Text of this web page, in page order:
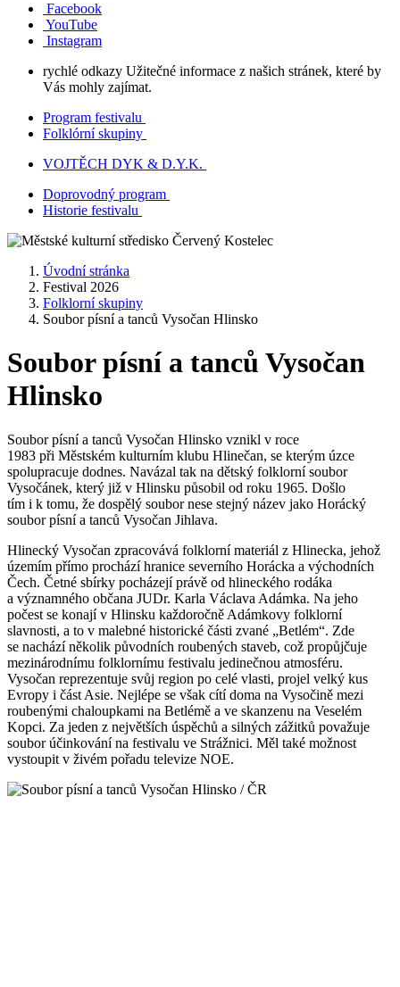
Facebook
YouTube
Instagram
rychlé odkazy Užitečné informace z našich stránek, které by
Vás mohly zajímat.
Program festivalu
Folklórní skupiny
VOJTĚCH DYK & D.Y.K.
Doprovodný program
Historie festivalu
Úvodní stránka
Festival 2026
Folklorní skupiny
Soubor písní a tanců Vysočan Hlinsko
Soubor písní a tanců Vysočan
Hlinsko
Soubor písní a tanců Vysočan Hlinsko vznikl v roce
1983 při Městském kulturním klubu Hlinečan, se kterým úzce
spolupracuje dodnes. Navázal tak na dětský folklorní soubor
Vysočánek, který již v Hlinsku působil od roku 1965. Došlo
tím i k tomu, že dospělý soubor nese stejný název jako Horácký
soubor písní a tanců Vysočan Jihlava.
Hlinecký Vysočan zpracovává folklorní materiál z Hlinecka, jehož
územím přímo prochází hranice severního Horácka a východních
Čech. Četné sbírky pocházejí právě od hlineckého rodáka
a významného občana JUDr. Karla Václava Adámka. Na jeho
počest se konají v Hlinsku každoročně Adámkovy folklorní
slavnosti, a to v malebné historické části zvané „Betlém“. Zde
se nachází několik původních roubených staveb, což propůjčuje
mezinárodnímu folklornímu festivalu jedinečnou atmosféru.
Vysočan reprezentuje svůj region po celé vlasti, projel velký kus
Evropy i část Asie. Nejlépe se však cítí doma na Vysočině mezi
roubenými chaloupkami na Betlémě a ve skanzenu na Veselém
Kopci. Za jeden z největších úspěchů a silných zážitků považuje
soubor účinkování na festivalu ve Strážnici. Měl také možnost
vystoupit v živém pořadu televize NOE.